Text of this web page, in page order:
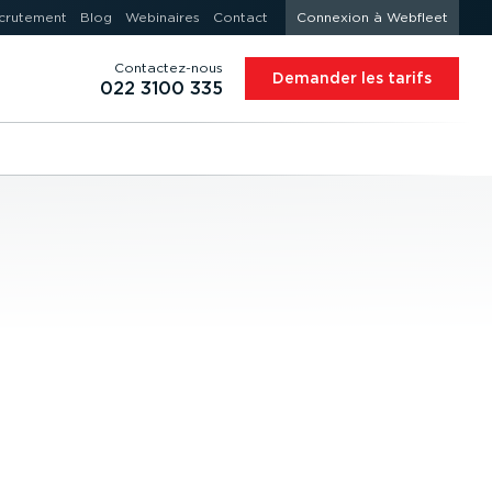
Blog Webinaires Contact Connexion à Webfleet
Contac­tez-nous
022 3100 335 Demander les tarifs